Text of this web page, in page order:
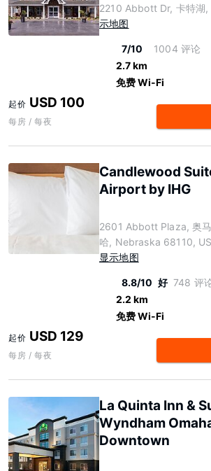
2210 Abbott Dr, 卡特湖
示地图
7/10
1004 评论
2.7 km
免费 Wi-Fi
起价 USD 100
每房 / 每夜
Candlewood
Airport by IHG
2601 Abbott Plaza, 奥马
哈, Nebraska 68110, US
显示地图
8.8/10 好 748 评
2.2 km
免费 Wi-Fi
起价 USD 129
每房 / 每夜
La Quinta Inn &
Wyndham
Downtown